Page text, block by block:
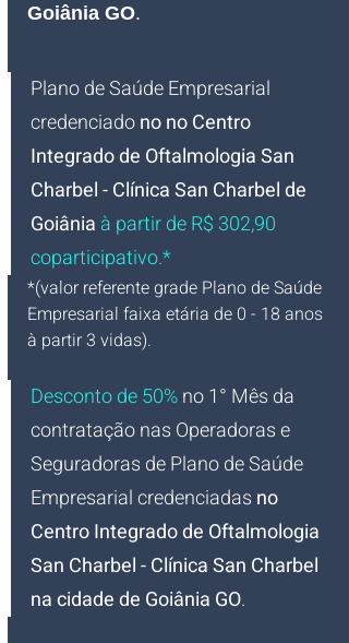
Goiânia GO.
Plano de Saúde Empresarial
credenciado no no Centro
Integrado de Oftalmologia San
Charbel - Clínica San Charbel de
Goiânia à partir de R$ 302,90
coparticipativo.*
*(valor referente grade Plano de Saúde
Empresarial faixa etária de 0 - 18 anos
à partir 3 vidas).
Desconto de 50%no 1° Mês da
contratação nas Operadoras e
Seguradoras de Plano de Saúde
Empresarial credenciadas no
Centro Integrado de Oftalmologia
San Charbel - Clínica San Charbel
na cidade de Goiânia GO.